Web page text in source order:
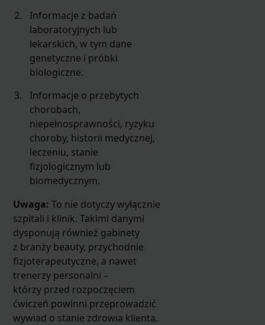
Informacje z badań
laboratoryjnych lub
lekarskich, w tym dane
genetyczne i próbki
biologiczne.
Informacje o przebytych
chorobach,
niepełnosprawności, ryzyku
choroby, historii medycznej,
leczeniu, stanie
fizjologicznym lub
biomedycznym.
Uwaga: To nie dotyczy wyłącznie
szpitali i klinik. Takimi danymi
dysponują również gabinety
z branży beauty, przychodnie
fizjoterapeutyczne, a nawet
trenerzy personalni –
którzy przed rozpoczęciem
ćwiczeń powinni przeprowadzić
wywiad o stanie zdrowia klienta.